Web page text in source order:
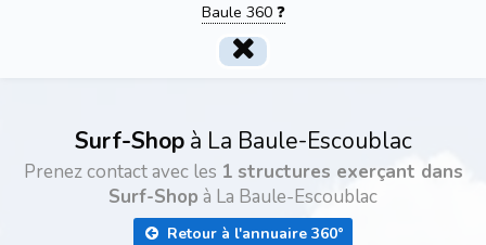
Baule 360 ❓
Surf-Shopà La Baule-Escoublac
Prenez contact avec les 1 structures exerçant dans
Surf-Shop à La Baule-Escoublac
Retour à l'annuaire 360°